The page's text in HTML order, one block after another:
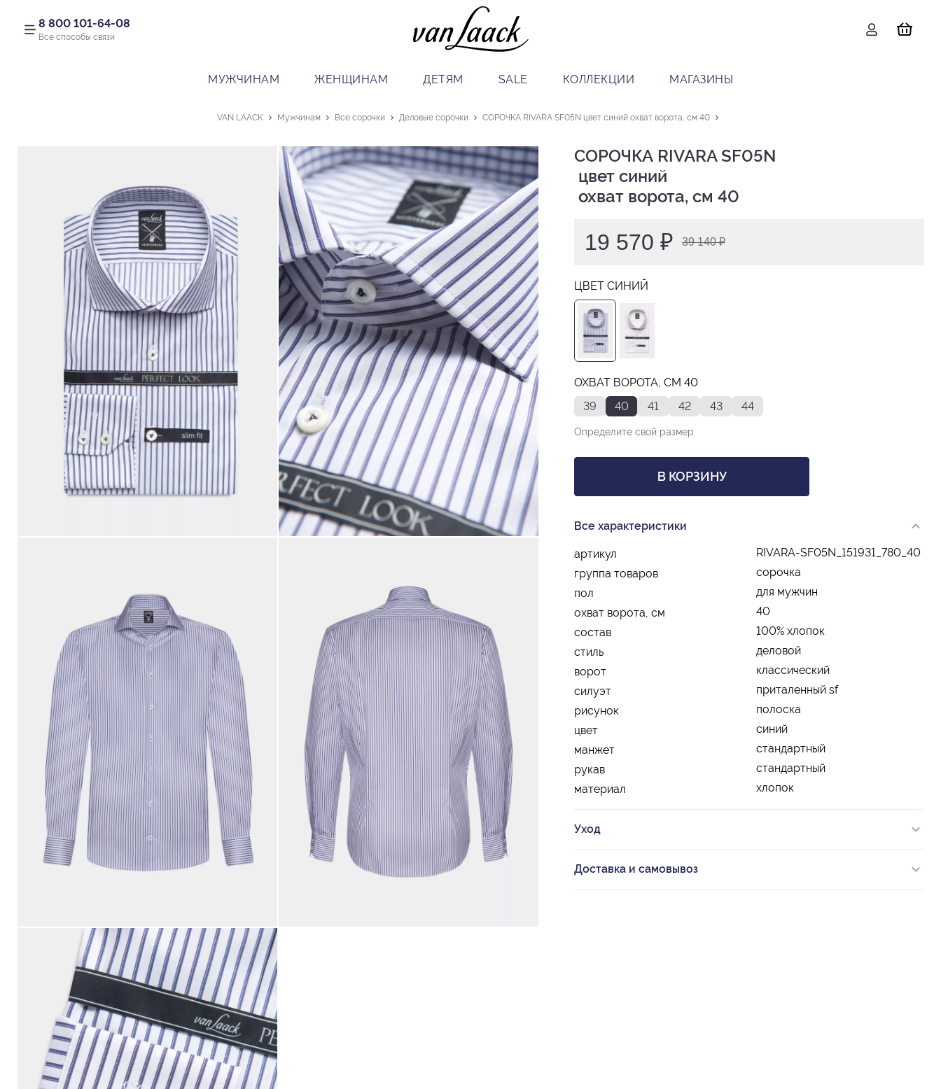
8 800 101-64-08
Все способы связи
МУЖЧИНАМ ЖЕНЩИНАМ ДЕТЯМ SALE КОЛЛЕКЦИИ МАГАЗИНЫ
VAN LAACK Мужчинам Все сорочки Деловые сорочки СОРОЧКА RIVARA SF05N цвет синий охват ворота, см 40
СОРОЧКА RIVARA SF05N
охват ворота, см 40
19 570 ₽ 39 140 ₽
ЦВЕТ СИНИЙ
ОХВАТ ВОРОТА, СМ 40
39
40 41 42 43 44
Определите свой размер
В КОРЗИНУ
Все характеристики
артикул
RIVARA-SF05N_151931_780_40
группа товаров
сорочка
пол
для мужчин
охват ворота, см
40
состав
100% хлопок
стиль
деловой
ворот
классический
силуэт
приталенный sf
рисунок
полоска
цвет
синий
манжет
стандартный
рукав
стандартный
материал
хлопок
Уход
Доставка и самовывоз